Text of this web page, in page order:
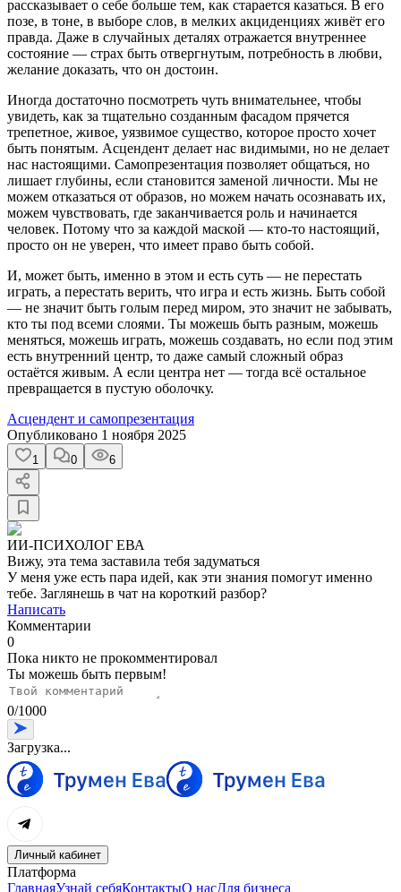
рассказывает о себе больше тем, как старается казаться. В его
позе, в тоне, в выборе слов, в мелких акциденциях живёт его
правда. Даже в случайных деталях отражается внутреннее
состояние — страх быть отвергнутым, потребность в любви,
желание доказать, что он достоин.
Иногда достаточно посмотреть чуть внимательнее, чтобы
увидеть, как за тщательно созданным фасадом прячется
трепетное, живое, уязвимое существо, которое просто хочет
быть понятым. Асцендент делает нас видимыми, но не делает
нас настоящими. Самопрезентация позволяет общаться, но
лишает глубины, если становится заменой личности. Мы не
можем отказаться от образов, но можем начать осознавать их,
можем чувствовать, где заканчивается роль и начинается
человек. Потому что за каждой маской — кто-то настоящий,
просто он не уверен, что имеет право быть собой.
И, может быть, именно в этом и есть суть — не перестать
играть, а перестать верить, что игра и есть жизнь. Быть собой
— не значит быть голым перед миром, это значит не забывать,
кто ты под всеми слоями. Ты можешь быть разным, можешь
меняться, можешь играть, можешь создавать, но если под этим
есть внутренний центр, то даже самый сложный образ
остаётся живым. А если центра нет — тогда всё остальное
превращается в пустую оболочку.
Асцендент и самопрезентация
Опубликовано 1 ноября 2025
1 0 6
ИИ-ПСИХОЛОГ ЕВА
Вижу, эта тема заставила тебя задуматься
У меня уже есть пара идей, как эти знания помогут именно
тебе. Заглянешь в чат на короткий разбор?
Написать
Комментарии
0
Пока никто не прокомментировал
Ты можешь быть первым!
0/1000
Загрузка...
Личный кабинет
Платформа
ГлавнаяУзнай себяКонтактыО насДля бизнеса